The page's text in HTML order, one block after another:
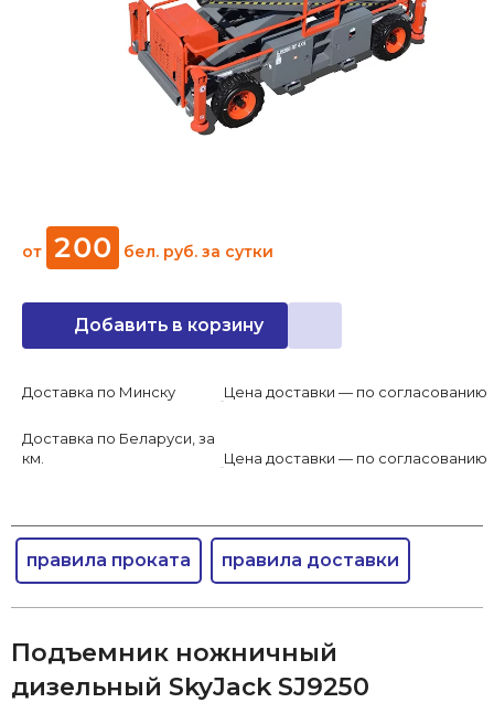
от 200 бел. руб. за сутки
Добавить в корзину
Доставка по Минску Цена доставки — по согласованию
Доставка по Беларуси, за
км.
Цена доставки — по согласованию
правила проката правила доставки
Подъемник ножничный
дизельный SkyJack SJ9250